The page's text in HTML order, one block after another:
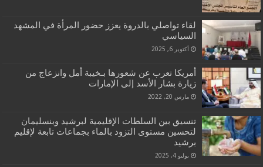
لقاء تواصلي بالدروة يعزز حضور المرأة في المشهد
السياسي
أكتوبر 6, 2025
أمريكا تعرب عن شعورها بـخيبة أمل وانزعاج من
زيارة بشار الأسد إلى الإمارات
مارس 20, 2022
تنسيق بين السلطات الإقليمية لبرشيد وبنسليمان
لتحسين مستوى التزود بالماء بجماعات تابعة لإقليم
برشيد
يوليو 4, 2025